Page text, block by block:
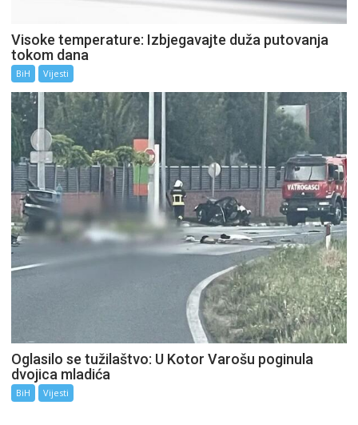
Visoke temperature: Izbjegavajte duža putovanja
tokom dana
BiH Vijesti
Oglasilo se tužilaštvo: U Kotor Varošu poginula
dvojica mladića
BiH Vijesti